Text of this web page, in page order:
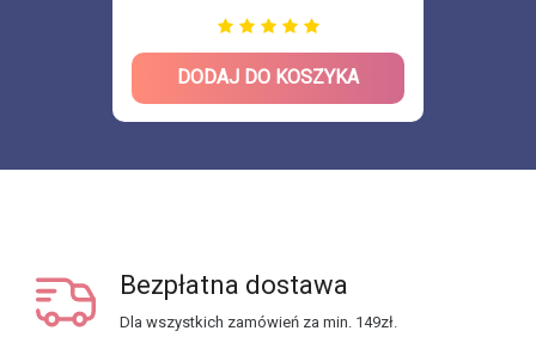
DODAJ DO KOSZYKA
Bezpłatna dostawa
Dla wszystkich zamówień za min. 149zł.